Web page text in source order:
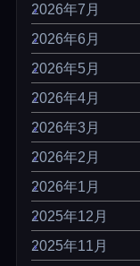
2026年7月
2026年6月
2026年5月
2026年4月
2026年3月
2026年2月
2026年1月
2025年12月
2025年11月